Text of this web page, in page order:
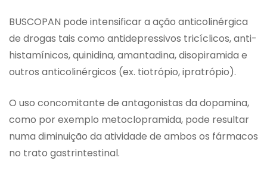
BUSCOPAN pode intensificar a ação anticolinérgica
de drogas tais como antidepressivos tricíclicos, anti-
histamínicos, quinidina, amantadina, disopiramida e
outros anticolinérgicos (ex. tiotrópio, ipratrópio).
O uso concomitante de antagonistas da dopamina,
como por exemplo metoclopramida, pode resultar
numa diminuição da atividade de ambos os fármacos
no trato gastrintestinal.